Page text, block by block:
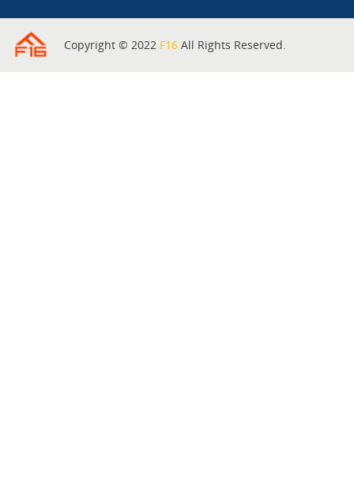
Copyright © 2022 F16 All Rights Reserved.